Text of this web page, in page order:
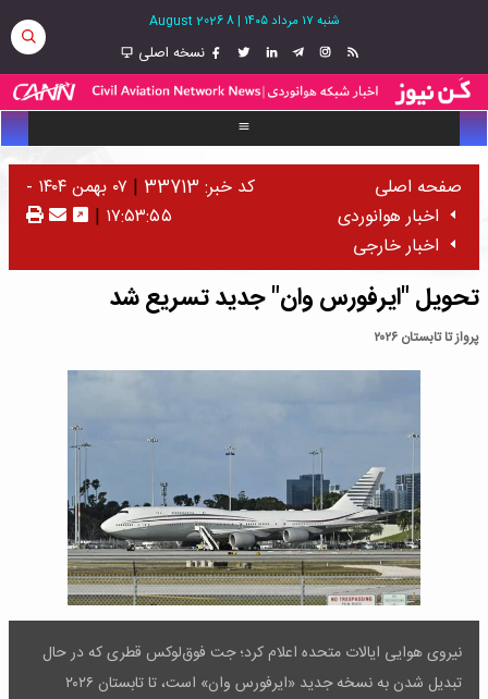
شنبه ۱۷ مرداد ۱۴۰۵ |
8 August 2026
نسخه اصلی
صفحه اصلی
اخبار هوانوردی
اخبار خارجی
کد خبر: 33713 |
۰۷ بهمن ۱۴۰۴ -
۱۷:۵۳:۵۵ |
تحویل "ایرفورس وان" جدید تسریع شد
پرواز تا تابستان ۲۰۲۶
نیروی هوایی ایالات متحده اعلام کرد؛ جت فوق‌لوکس قطری که در حال
تبدیل شدن به نسخه جدید «ایرفورس وان» است، تا تابستان ۲۰۲۶